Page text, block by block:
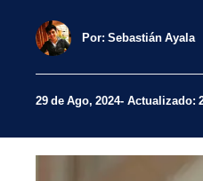
Por: Sebastián Ayala
29 de Ago, 2024 Actualizado: